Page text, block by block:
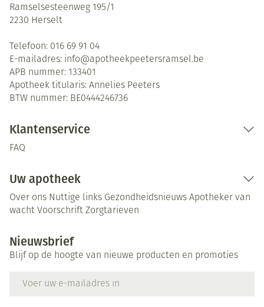
Ramselsesteenweg 195/1
2230 Herselt
Telefoon: 016 69 91 04
E-mailadres: info@apotheekpeetersramsel.be
APB nummer: 133401
Apotheek titularis: Annelies Peeters
BTW nummer: BE0444246736
Klantenservice
FAQ
Uw apotheek
Over ons Nuttige links Gezondheidsnieuws Apotheker van
wacht Voorschrift Zorgtarieven
Nieuwsbrief
Blijf op de hoogte van nieuwe producten en promoties